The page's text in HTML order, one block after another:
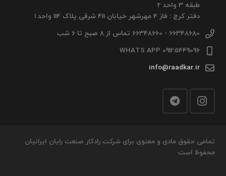
طبقه 3 واحد 2
دفتر کرج : فاز 4 مهرشهر خیابان 411 شرقی پلاک 114 واحد 1
66348680 - 66348660 تماس از 8 صبح تا 6 شب
09125449096 WHATS APP
info@raadkar.ir
تمامی حقوق مادی و معنوی برای شرکت رادکار صنعت رایان ایرانیان
محفوظ است